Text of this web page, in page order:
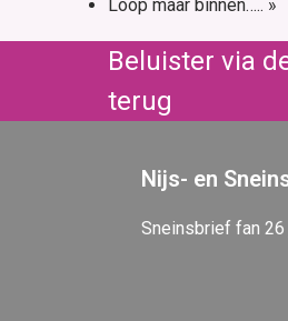
Loop maar binnen….. »
Beluister via
terug
Nijs- en
Sneinsbrief fan 26